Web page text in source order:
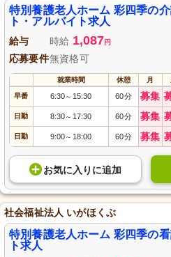
特別養護老人ホーム 彩四季の
ト・アルバイト求人
給与 時給 1,087円
応募要件無資格可
就業時間 休憩 月
早番 6:30～ 15:30 60分 募集
日勤 8:30～ 17:30 60分 募集
日勤 9:00～ 18:00 60分 募集
お気に入り に追加
社会福祉法人 いがほくぶ
特別養護老人ホーム 彩四季の
ト求人